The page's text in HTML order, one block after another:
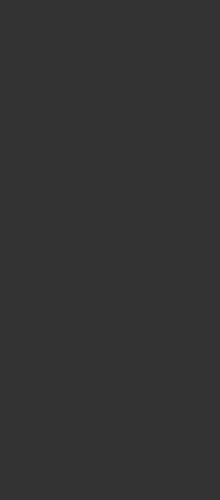
SEE MORE OPTIONS
BODY MIST SUNSCREEN